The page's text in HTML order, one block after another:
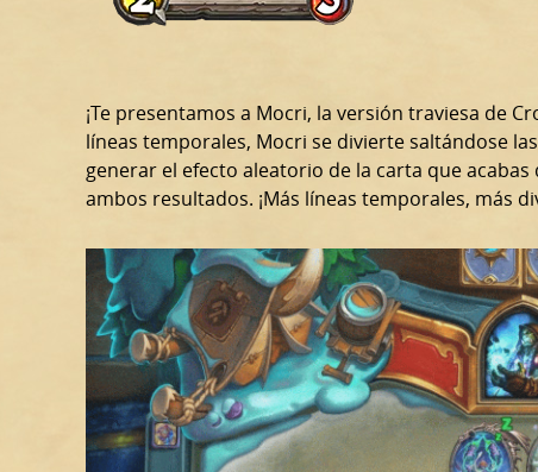
¡Te presentamos a Mocri, la versión traviesa de
líneas temporales, Mocri se divierte saltándose
generar el efecto aleatorio de la carta que
ambos resultados. ¡Más líneas temporales, más